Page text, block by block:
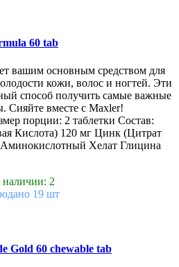
60 tab
вашим основным средством для
кожи, волос и ногтей. Эти
способ получить самые важные
Сияйте вместе с Maxler!
порции: 2 таблетки Состав:
Кислота) 120 мг Цинк (Цитрат
Хелат Глицина
2
19 шт
Gold 60 chewable tab